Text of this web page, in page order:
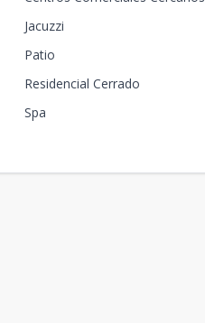
Jacuzzi
Patio
Residencial Cerrado
Spa